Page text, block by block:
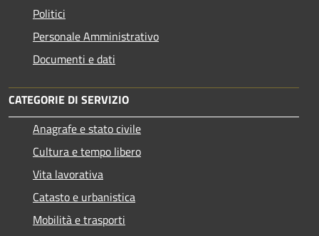
Politici
Personale Amministrativo
Documenti e dati
CATEGORIE DI SERVIZIO
Anagrafe e stato civile
Cultura e tempo libero
Vita lavorativa
Catasto e urbanistica
Mobilità e trasporti